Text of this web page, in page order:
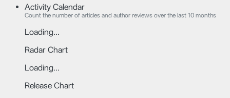
Activity Calendar
Count the number of articles and author reviews over the last 10 months
Loading...
Radar Chart
Loading...
Release Chart